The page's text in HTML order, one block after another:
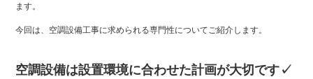
ます。
今回は、空調設備工事に求められる専門性についてご紹介します。
空調設備は設置環境に合わせた計画が大切です✓